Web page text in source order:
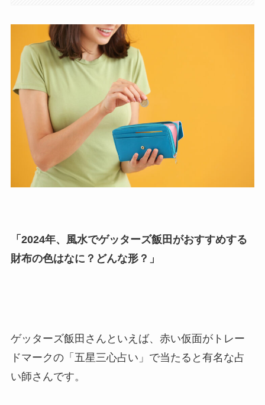
「2024年、風水でゲッターズ飯田がおすすめする
財布の色はなに？どんな形？」
ゲッターズ飯田さんといえば、赤い仮面がトレー
ドマークの「五星三心占い」で当たると有名な占
い師さんです。